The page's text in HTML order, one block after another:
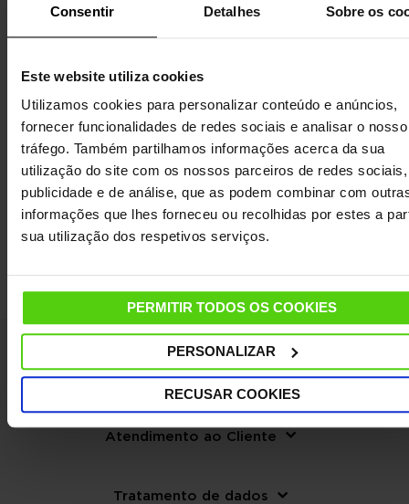
Consentir Detalhes Sobre os
Este website utiliza cookies
Utilizamos cookies para personalizar conteúdo e anúncios,
fornecer funcionalidades de redes sociais e analisar o nosso
tráfego. Também partilhamos informações acerca da sua
utilização do site com os nossos parceiros de redes
publicidade e de análise, que as podem combinar com
informações que lhes forneceu ou recolhidas por estes a
sua utilização dos respetivos serviços.
PERMITIR TODOS OS COOKIES
PERSONALIZAR
RECUSAR COOKIES
CARACTERÍSTICAS
DADOS TÉCNICOS
OUTRAS INFORMAÇÕES ÚTEIS
La empresa
Atendimento ao Cliente
Tratamento de dados